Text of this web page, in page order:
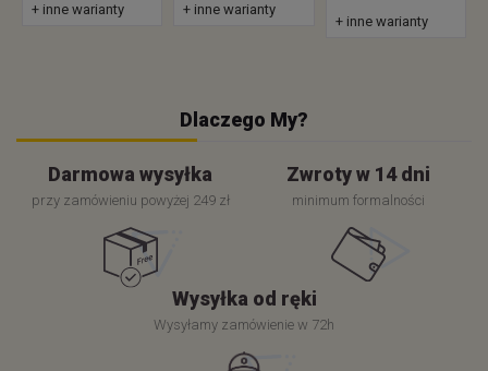
+ inne warianty + inne warianty
+ inne warianty
Dlaczego My?
Darmowa wysyłka
przy zamówieniu powyżej 249 zł
Zwroty w 14 dni
minimum formalności
Wysyłka od ręki
Wysyłamy zamówienie w 72h